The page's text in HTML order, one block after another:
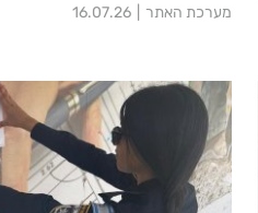
מערכת האתר 16.07.26